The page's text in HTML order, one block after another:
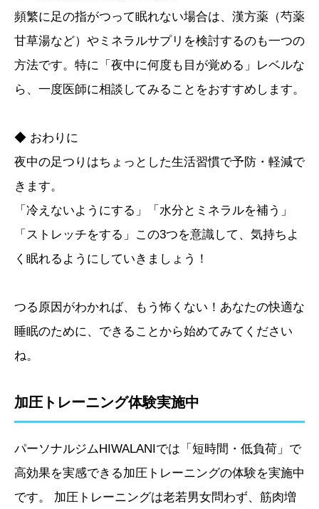
頻繁に足の指がつって眠れない場合は、漢方薬（芍薬
甘草湯など）やミネラルサプリを検討するのも一つの
方法です。特に「夜中に何度も目が覚める」レベルな
ら、一度医師に相談してみることをおすすめします。
◆ おわりに
夜中の足つりはちょっとした生活習慣で予防・軽減で
きます。
「冷えないようにする」「水分とミネラルを補う」
「ストレッチをする」この3つを意識して、気持ちよ
く眠れるようにしていきましょう！
つる原因がわかれば、もう怖くない！あなたの快適な
睡眠のために、できることから始めてみてください
ね。
加圧トレーニング体験実施中
パーソナルジムHIWALANIでは「短時間・低負荷」で
高効果を実感できる加圧トレーニングの体験を実施中
です。 加圧トレーニングは老若男女問わず、筋肉増